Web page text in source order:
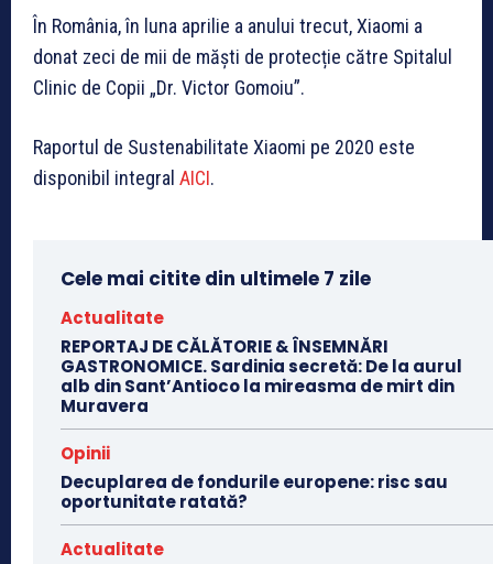
În România, în luna aprilie a anului trecut, Xiaomi a
donat zeci de mii de măști de protecție către Spitalul
Clinic de Copii „Dr. Victor Gomoiu”.
Raportul de Sustenabilitate Xiaomi pe 2020 este
disponibil integral AICI.
Cele mai citite din ultimele 7 zile
Actualitate
REPORTAJ DE CĂLĂTORIE & ÎNSEMNĂRI
GASTRONOMICE. Sardinia secretă: De la aurul
alb din Sant’Antioco la mireasma de mirt din
Muravera
Opinii
Decuplarea de fondurile europene: risc sau
oportunitate ratată?
Actualitate